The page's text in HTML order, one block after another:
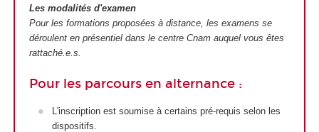
Les modalités d'examen
Pour les formations proposées à distance, les examens se
déroulent en présentiel dans le centre Cnam auquel vous êtes
rattaché.e.s.
Pour les parcours en alternance :
L'inscription est soumise à certains pré-requis selon les
dispositifs.